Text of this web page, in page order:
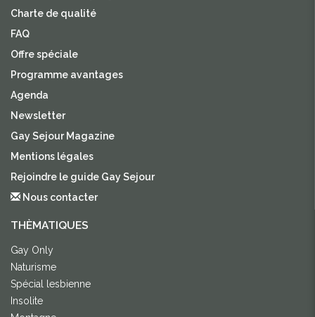
Charte de qualité
FAQ
Offre spéciale
Programme avantages
Agenda
Newsletter
Gay Sejour Magazine
Mentions légales
Rejoindre le guide Gay Sejour
Nous contacter
THÈMATIQUES
Gay Only
Naturisme
Spécial lesbienne
Insolite